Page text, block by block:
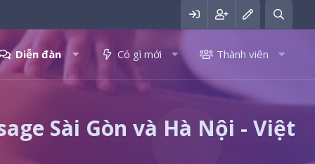
Diễn đàn Có gì mới Thành viên
Sài Gòn và Hà Nội - Việt